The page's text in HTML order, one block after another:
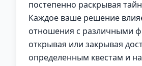
постепенно раскрывая
Каждое ваше решение
отношения с различными
открывая или закрывая
определенным квестам и